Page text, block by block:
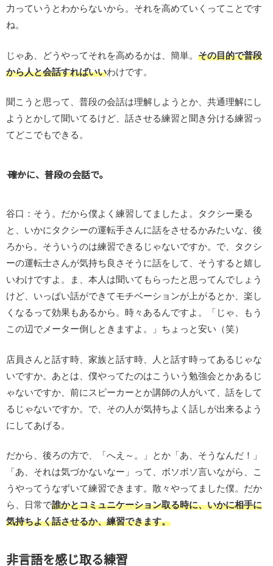
力っていうとわからないから。それを高めていくってことです
ね。
じゃあ、どうやってそれを高めるかは、簡単。 その目的で普段
から人と会話すればいいわけです。
聞こうと思って、普段の会話は理解しようとか、共通理解にし
ようとかして聞いてるけど、話させる練習と聞き分ける練習っ
てどこでもできる。
―― 確かに、普段の会話で。
谷口：そう。だから僕よく練習してましたよ。タクシー乗る
と、いかにタクシーの運転手さんに話をさせるかみたいな、後
ろから。そういうのは練習できるじゃないですか。で、タクシ
ーの運転士さんが気持ち良さそうに話をして、そうすると嬉し
いわけですよ。ま、本人は聞いてもらったと思ってんでしょう
けど、いっぱい話ができてモチベーションが上がるとか、楽し
くなるって効果もあるから。時々あるんですよ。「じゃ、もう
この辺でメーター倒しときますよ。」ちょっと安い（笑）
店員さんと話す時、家族と話す時、人と話す時ってあるじゃな
いですか。あとは、僕やってたのはこういう勉強会とかあるじ
ゃないですか、前にスピーカーとか講師の人がいて、話をして
るじゃないですか。で、その人が気持ちよく話しが出来るよう
にしてあげる。
だから、後ろの方で、「へえ～。」とか「あ、そうなんだ！」
「あ、それは気づかないなー」って、ボソボソ言いながら、こ
うやってうなずいて練習できます。散々やってました僕。だか
ら、日常で誰かとコミュニケーション取る時に、いかに相手に
気持ちよく話させるか、練習できます。
非言語を感じ取る練習